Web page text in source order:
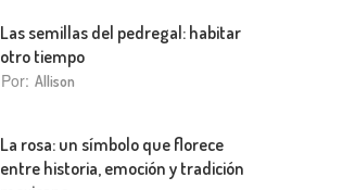
Las semillas del pedregal: habitar
otro tiempo
Por: Allison
La rosa: un símbolo que florece
entre historia, emoción y tradición